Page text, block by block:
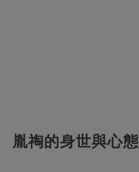
胤祹的身世與心態